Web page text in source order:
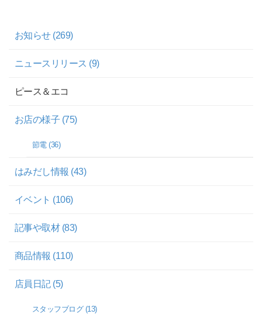
お知らせ (269)
ニュースリリース (9)
ピース＆エコ
お店の様子 (75)
節電 (36)
はみだし情報 (43)
イベント (106)
記事や取材 (83)
商品情報 (110)
店員日記 (5)
スタッフブログ (13)